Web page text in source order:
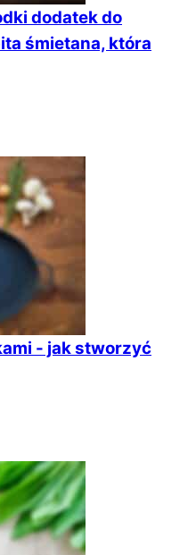
dodatek do
śmietana, która
- jak stworzyć